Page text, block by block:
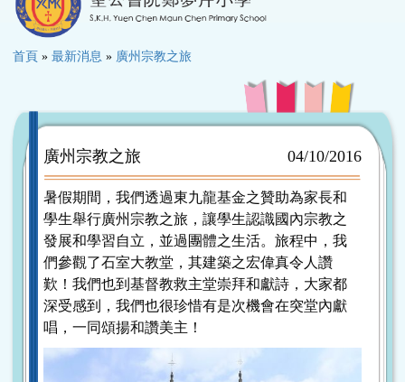
首頁 » 最新消息 » 廣州宗教之旅
廣州宗教之旅 04/10/2016
暑假期間，我們透過東九龍基金之贊助為家長和
學生舉行廣州宗教之旅，讓學生認識國內宗教之
發展和學習自立，並過團體之生活。旅程中，我
們參觀了石室大教堂，其建築之宏偉真令人讚
歎！我們也到基督教救主堂崇拜和獻詩，大家都
深受感到，我們也很珍惜有是次機會在突堂內獻
唱，一同頌揚和讚美主！